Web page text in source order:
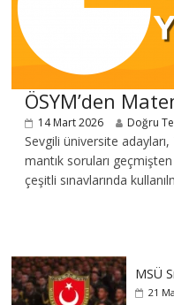
ÖSYM’den
14 Mart 2026 Doğru
Sevgili üniversite adayları,
mantık soruları geçmişten
çeşitli sınavlarında
MSÜ
21